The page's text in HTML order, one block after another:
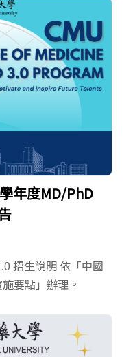
年度MD/PhD
招生說明 依「中國
要點」辦理。